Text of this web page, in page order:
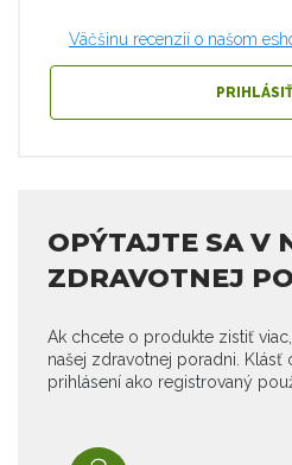
Väčšinu recenzií o našom
OPÝTAJTE SA V
ZDRAVOTNEJ
Ak chcete o produkte zistiť
našej zdravotnej poradni. Klásť
prihlásení ako registrovaný